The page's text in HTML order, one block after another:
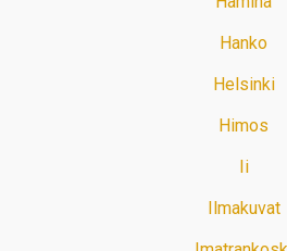
Hanko
Helsinki
Himos
Ii
Ilmakuvat